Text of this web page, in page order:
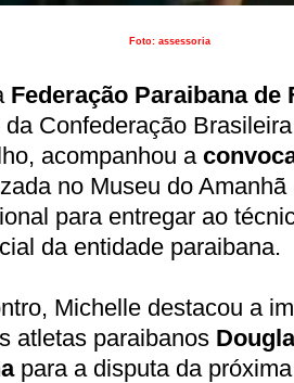
Foto: assessoria
Federação Paraibana de
Confederação
acompanhou a
no Museu do Amanhã
para entregar ao
da entidade paraibana.
Michelle destacou a
atletas paraibanos
para a disputa da